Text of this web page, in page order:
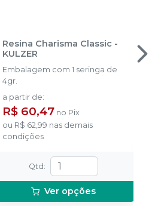
Resina Charisma Classic-
KULZER
Embalagem com 1 seringa de
4gr.
a partir de:
R$ 60,47 no Pix
ou R$ 62,99 nas demais
condições
Qtd :
Ver opções